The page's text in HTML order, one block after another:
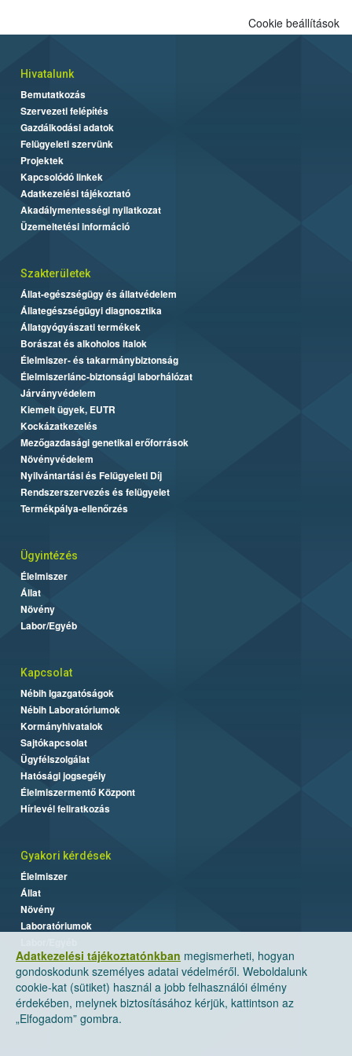
Adatkezelési tájékoztatónkban megismerheti, hogyan
gondoskodunk személyes adatai védelméről. Weboldalunk
cookie-kat (sütiket) használ a jobb felhasználói élmény
érdekében, melynek biztosításához kérjük, kattintson az
„Elfogadom” gombra.
Cookie beállítások
Hivatalunk
Bemutatkozás
Szervezeti felépítés
Gazdálkodási adatok
Felügyeleti szervünk
Projektek
Kapcsolódó linkek
Adatkezelési tájékoztató
Akadálymentességi nyilatkozat
Üzemeltetési információ
Szakterületek
Állat-egészségügy és állatvédelem
Állategészségügyi diagnosztika
Állatgyógyászati termékek
Borászat és alkoholos italok
Élelmiszer- és takarmánybiztonság
Élelmiszerlánc-biztonsági laborhálózat
Járványvédelem
Kiemelt ügyek, EUTR
Kockázatkezelés
Mezőgazdasági genetikai erőforrások
Növényvédelem
Nyilvántartási és Felügyeleti Díj
Rendszerszervezés és felügyelet
Termékpálya-ellenőrzés
Ügyintézés
Élelmiszer
Állat
Növény
Labor/Egyéb
Kapcsolat
Nébih Igazgatóságok
Nébih Laboratóriumok
Kormányhivatalok
Sajtókapcsolat
Ügyfélszolgálat
Hatósági jogsegély
Élelmiszermentő Központ
Hírlevél feliratkozás
Gyakori kérdések
Élelmiszer
Állat
Növény
Laboratóriumok